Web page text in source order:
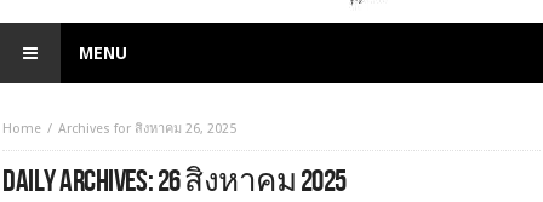
MENU
Home Archives for สิงหาคม 26, 2025
DAILY ARCHIVES:26 สิงหาคม 2025